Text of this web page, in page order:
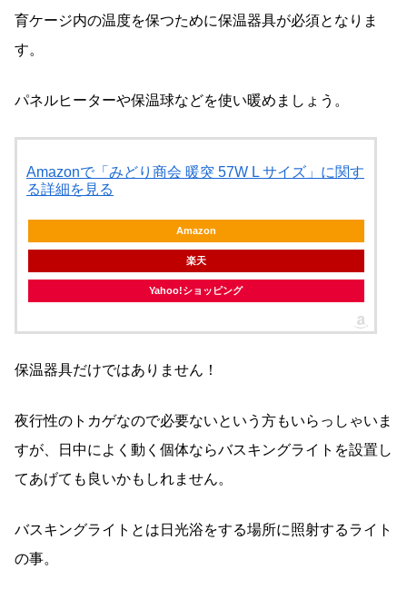
育ケージ内の温度を保つために保温器具が必須となりま
す。
パネルヒーターや保温球などを使い暖めましょう。
Amazonで「みどり商会 暖突 57W L サイズ」に関す
る詳細を見る
Amazon
楽天
Yahoo!ショッピング
保温器具だけではありません！
夜行性のトカゲなので必要ないという方もいらっしゃいま
すが、日中によく動く個体ならバスキングライトを設置し
てあげても良いかもしれません。
バスキングライトとは日光浴をする場所に照射するライト
の事。